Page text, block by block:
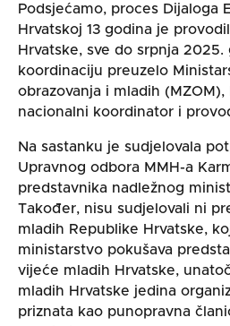
Podsjećamo, proces Dijaloga
Hrvatskoj 13 godina je
Hrvatske, sve do srpnja 2025.
koordinaciju preuzelo
obrazovanja i mladih
nacionalni koordinator i
Na sastanku je sudjelovala
Upravnog odbora MMH-a
predstavnika nadležnog
Također, nisu sudjelovali ni
mladih Republike Hrvatske,
ministarstvo pokušava
vijeće mladih Hrvatske,
mladih Hrvatske jedina
priznata kao punopravna